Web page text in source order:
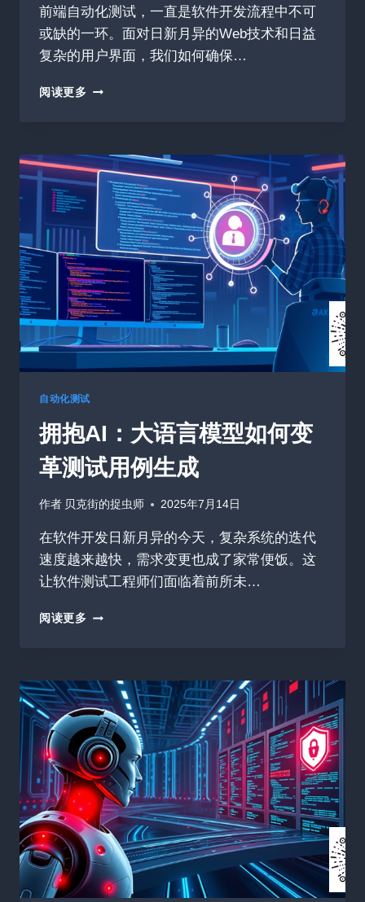
密
器
前端自动化测试，一直是软件开发流程中不可
或缺的一环。面对日新月异的Web技术和日益
复杂的用户界面，我们如何确保…
阅读更多 前
化
测
试
的
未
来
之
路：
CYPRESS
在
2025
年
心
能
实
践
智
自动化测试
拥抱AI：大语言模型如何变
革测试用例生成
作者 贝克街的捉虫师 2025年7月14日
在软件开发日新月异的今天，复杂系统的迭代
速度越来越快，需求变更也成了家常便饭。这
让软件测试工程师们面临着前所未…
阅读更多 拥
语
言
模
型
如
何
变
革
测
试
用
例
生